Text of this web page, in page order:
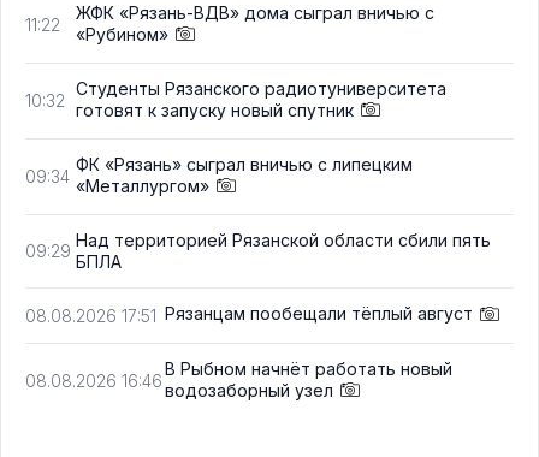
11:22
ЖФК «Рязань-ВДВ» дома сыграл вничью с
«Рубином»
10:32
Студенты Рязанского радиотуниверситета
готовят к запуску новый спутник
09:34
ФК «Рязань» сыграл вничью с липецким
«Металлургом»
09:29
Над территорией Рязанской области сбили пять
БПЛА
08.08.2026 17:51 Рязанцам пообещали тёплый август
08.08.2026 16:46
В Рыбном начнёт работать новый
водозаборный узел